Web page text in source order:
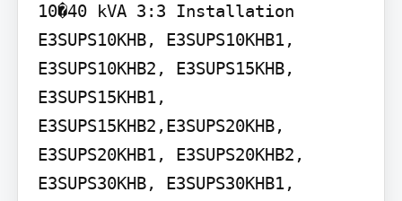
10�40 kVA 3:3 Installation
E3SUPS10KHB, E3SUPS10KHB1,
E3SUPS10KHB2, E3SUPS15KHB,
E3SUPS15KHB1,
E3SUPS15KHB2,E3SUPS20KHB,
E3SUPS20KHB1, E3SUPS20KHB2,
E3SUPS30KHB, E3SUPS30KHB1,